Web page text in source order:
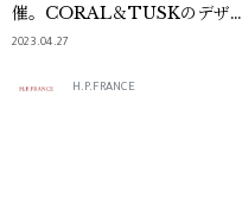
催。CORAL＆TUSKのデザイ
ナー、ステファニー来日まであ
2023.04.27
H.P.FRANCE